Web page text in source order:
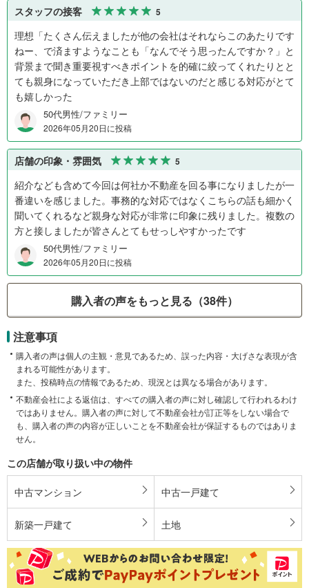
スタッフの接客 5
理想「たくさん伝えましたが他の会社はそれならこのあたりです
ねー、で済ますようなことも「なんでそう思ったんですか？」と
背景まで聞き重要視すべきポイントを的確に絞ってくれたりとと
ても親身になっていただき上部ではないのだと感じる対応がとて
も嬉しかった
50代男性/ファミリー
2026年05月20日に投稿
店舗の印象・雰囲気 5
紹介なども含めて今回は何社か不動産を回る事になりましたが一
番違いを感じました。事務的な対応ではなくこちらの話も細かく
聞いてくれるなど親身な対応が非常に印象に残りました。複数の
方と接しましたが皆さんとてもせっしやすかったです
50代男性/ファミリー
2026年05月20日に投稿
購入者の声をもっと見る（38件）
注意事項
購入者の声は個人の主観・意見であるため、誤った内容・大げさな表現が含
まれる可能性があります。
また、投稿時点の情報であるため、現況とは異なる場合があります。
不動産会社による返信は、すべての購入者の声に対し確認して行われるわけ
ではありません。購入者の声に対して不動産会社が訂正等をしない場合で
も、購入者の声の内容が正しいことを不動産会社が保証するものではありま
せん。
この店舗が取り扱い中の物件
中古マンション 中古一戸建て
新築一戸建て 土地